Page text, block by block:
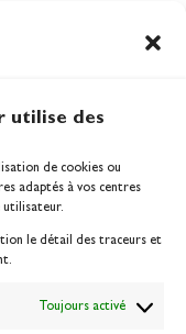
utilise des
de cookies ou
adaptés à vos centres
utilisateur.
le détail des traceurs et
Toujours activé